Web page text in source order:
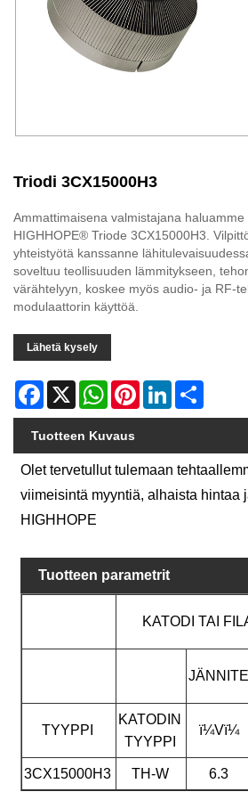
Triodi 3CX15000H3
Ammattimaisena valmistajana haluamme
HIGHHOPE® Triode 3CX15000H3.
yhteistyötä kanssanne
soveltuu teollisuuden lämmitykseen,
värähtelyyn, koskee myös audio- ja RF-
modulaattorin käyttöä.
Lähetä kysely
Facebook
X WhatsAppPinterestLinkedIn
Tuotteen Kuvaus
Olet tervetullut tulemaan
viimeisintä myyntiä, alhaista hintaa
HIGHHOPE
Tuotteen parametrit
KATODI TAI
JÄNNITE
TYYPPI
KATODIN
TYYPPI
ï¼Vï¼
3CX15000H3 TH-W 6.3